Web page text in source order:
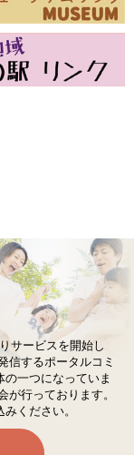
サービスを開始し
信するポータルコミ
一つになっていま
行っております。
ください。